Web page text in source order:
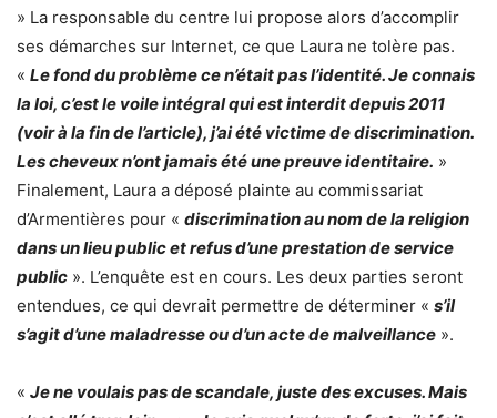
» La responsable du centre lui propose alors d’accomplir
ses démarches sur Internet, ce que Laura ne tolère pas.
« Le fond du problème ce n’était pas l’identité. Je connais
la loi, c’est le voile intégral qui est interdit depuis 2011
(voir à la fin de l’article), j’ai été victime de discrimination.
Les cheveux n’ont jamais été une preuve identitaire. »
Finalement, Laura a déposé plainte au commissariat
d’Armentières pour « discrimination au nom de la religion
dans un lieu public et refus d’une prestation de service
public ». L’enquête est en cours. Les deux parties seront
entendues, ce qui devrait permettre de déterminer « s’il
s’agit d’une maladresse ou d’un acte de malveillance ».
« Je ne voulais pas de scandale, juste des excuses. Mais